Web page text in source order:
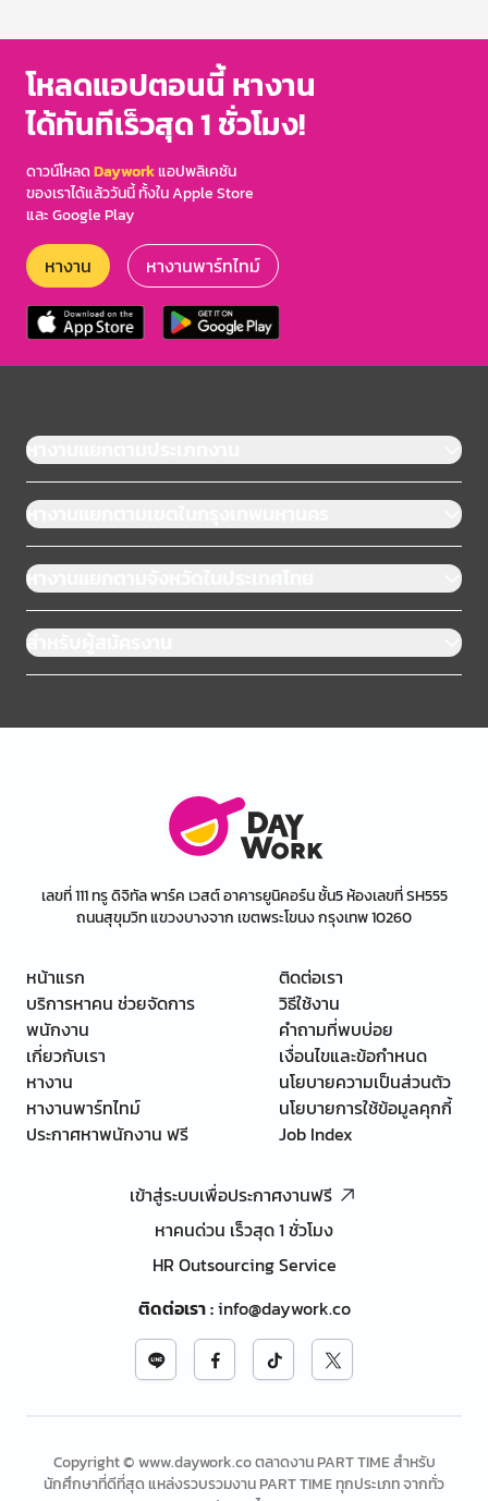
of
โหลดแอปตอนนี้ หางาน
ได้ทันทีเร็วสุด 1 ชั่วโมง!
ดาวน์โหลดDayworkแอปพลิเคชัน
ของเราได้แล้ววันนี้ ทั้งใน Apple Store
และ Google Play
หางาน หางานพาร์ทไทม์
หางานแยกตามประเภทงาน
หางานแยกตามเขตในกรุงเทพมหานคร
หางานแยกตามจังหวัดในประเทศไทย
สำหรับผู้สมัครงาน
เลขที่ 111 ทรู ดิจิทัล พาร์ค เวสต์ อาคารยูนิคอร์น ชั้น5 ห้องเลขที่ SH555
ถนนสุขุมวิท แขวงบางจาก เขตพระโขนง กรุงเทพ 10260
หน้าแรก
บริการหาคน ช่วยจัดการ
พนักงาน
เกี่ยวกับเรา
หางาน
หางานพาร์ทไทม์
ประกาศหาพนักงาน ฟรี
ติดต่อเรา
วิธีใช้งาน
คำถามที่พบบ่อย
เงื่อนไขและข้อกำหนด
นโยบายความเป็นส่วนตัว
นโยบายการใช้ข้อมูลคุกกี้
Job Index
เข้าสู่ระบบเพื่อประกาศงานฟรี
หาคนด่วน เร็วสุด 1 ชั่วโมง
HR Outsourcing Service
ติดต่อเรา:info@daywork.co
Copyright © www.daywork.co ตลาดงาน PART TIME สำหรับ
นักศึกษาที่ดีที่สุด แหล่งรวบรวมงาน PART TIME ทุกประเภท จากทั่ว